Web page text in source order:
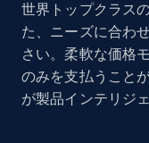
Home Depot
specific
URL, Domain,
Sku, Product id,
and more.
世界トップクラス
た、ニーズに合わ
さい。柔軟な価格
のみを支払うこと
が製品インテリジ